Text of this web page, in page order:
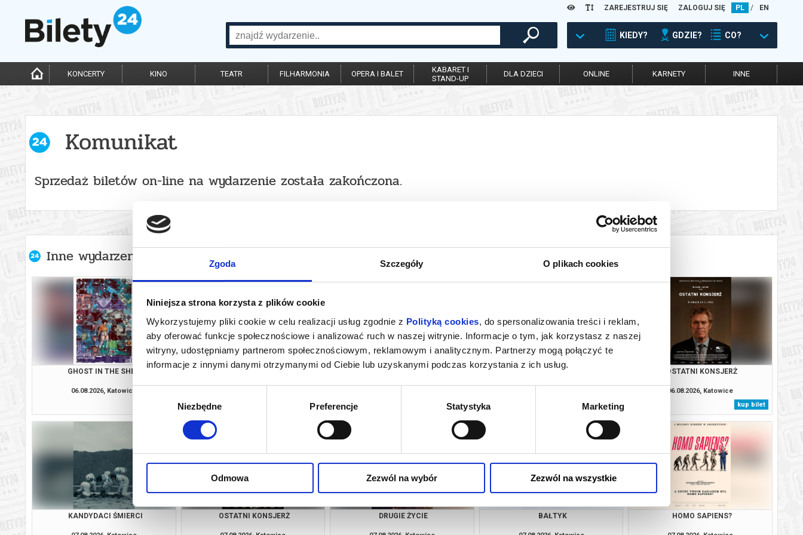
Zgoda Szczegóły O plikach cookies
Niniejsza strona korzysta z plików cookie
Wykorzystujemy pliki cookie w celu realizacji usług zgodnie z Polityką cookies, do spersonalizowania treści i reklam,
aby oferować funkcje społecznościowe i analizować ruch w naszej witrynie. Informacje o tym, jak korzystasz z naszej
witryny, udostępniamy partnerom społecznościowym, reklamowym i analitycznym. Partnerzy mogą połączyć te
informacje z innymi danymi otrzymanymi od Ciebie lub uzyskanymi podczas korzystania z ich usług.
Niezbędne Preferencje Statystyka Marketing
Odmowa Zezwól na wybór Zezwól na wszystkie
ZAREJESTRUJ SIĘ ZALOGUJ SIĘ PL / EN
KIEDY? GDZIE? CO?
KONCERTY KINO TEATR FILHARMONIA OPERA I BALET
KABARET I
STAND-UP
DLA DZIECI ONLINE KARNETY INNE
Komunikat
Sprzedaż biletów on-line na wydarzenie została zakończona.
Inne wydarzenia organizatora
GHOST IN THE SHELL
06.08.2026, Katowice
ZAPROSZENIE
kup bilet
MŁODY WASZYNGTON
kup bilet
REQUIEM DLA SNU (RE-RELEASE)
kup bilet
OSTATNI KONSJERŻ
06.08.2026, Katowice
kup bilet
KANDYDACI ŚMIERCI OSTATNI KONSJERŻ DRUGIE ŻYCIE BAŁTYK HOMO SAPIENS?